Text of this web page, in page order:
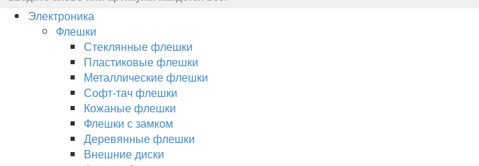
Электроника
Флешки
Стеклянные флешки
Пластиковые флешки
Металлические флешки
Софт-тач флешки
Кожаные флешки
Флешки с замком
Деревянные флешки
Внешние диски